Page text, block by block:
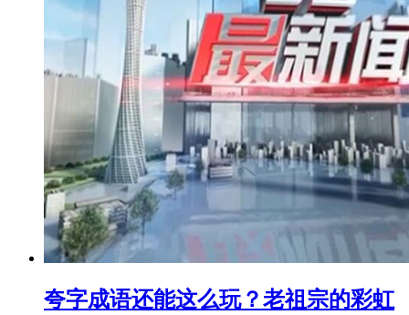
夸字成语还能这么玩？老祖宗的彩虹